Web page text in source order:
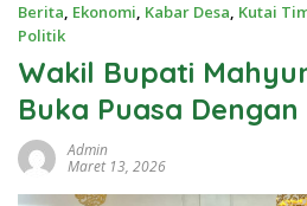
Berita, Ekonomi, Kabar Desa, Kutai
Politik
Wakil Bupati
Buka Puasa
Admin
Maret 13, 2026